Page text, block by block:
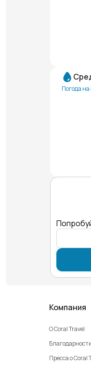
Погода на
Компания
О Coral Travel
Благодарности
Пресса о Coral